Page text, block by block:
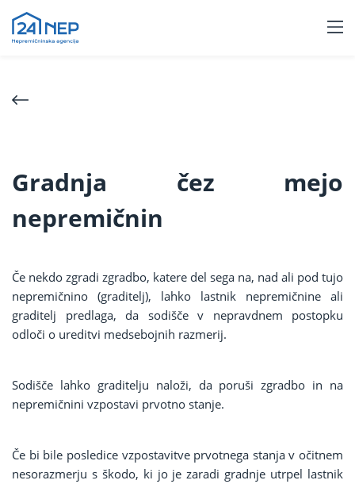
Gradnja čez mejo
nepremičnin
Če nekdo zgradi zgradbo, katere del sega na, nad ali pod tujo
nepremičnino (graditelj), lahko lastnik nepremičnine ali
graditelj predlaga, da sodišče v nepravdnem postopku
odloči o ureditvi medsebojnih razmerij.
Sodišče lahko graditelju naloži, da poruši zgradbo in na
nepremičnini vzpostavi prvotno stanje.
Če bi bile posledice vzpostavitve prvotnega stanja v očitnem
nesorazmerju s škodo, ki jo je zaradi gradnje utrpel lastnik